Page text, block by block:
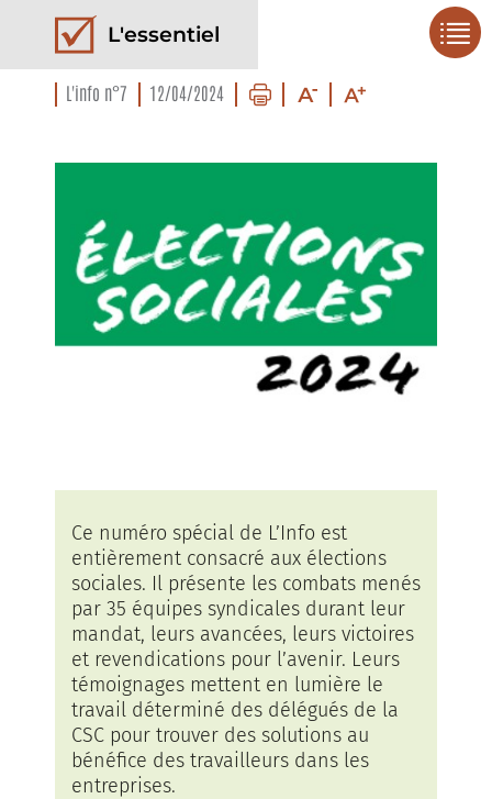
L'essentiel
L'info n°7 12/04/2024
Ce numéro spécial de L’Info est
entièrement consacré aux élections
sociales. Il présente les combats menés
par 35 équipes syndicales durant leur
mandat, leurs avancées, leurs victoires
et revendications pour l’avenir. Leurs
témoignages mettent en lumière le
travail déterminé des délégués de la
CSC pour trouver des solutions au
bénéfice des travailleurs dans les
entreprises.